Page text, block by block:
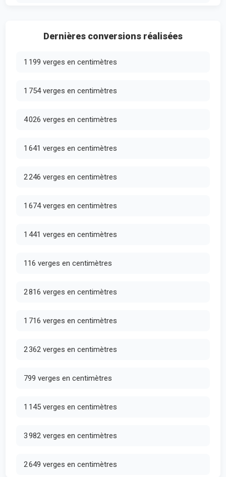
Dernières conversions réalisées
1 199 verges en centimètres
1 754 verges en centimètres
4 026 verges en centimètres
1 641 verges en centimètres
2 246 verges en centimètres
1 674 verges en centimètres
1 441 verges en centimètres
116 verges en centimètres
2 816 verges en centimètres
1 716 verges en centimètres
2 362 verges en centimètres
799 verges en centimètres
1 145 verges en centimètres
3 982 verges en centimètres
2 649 verges en centimètres